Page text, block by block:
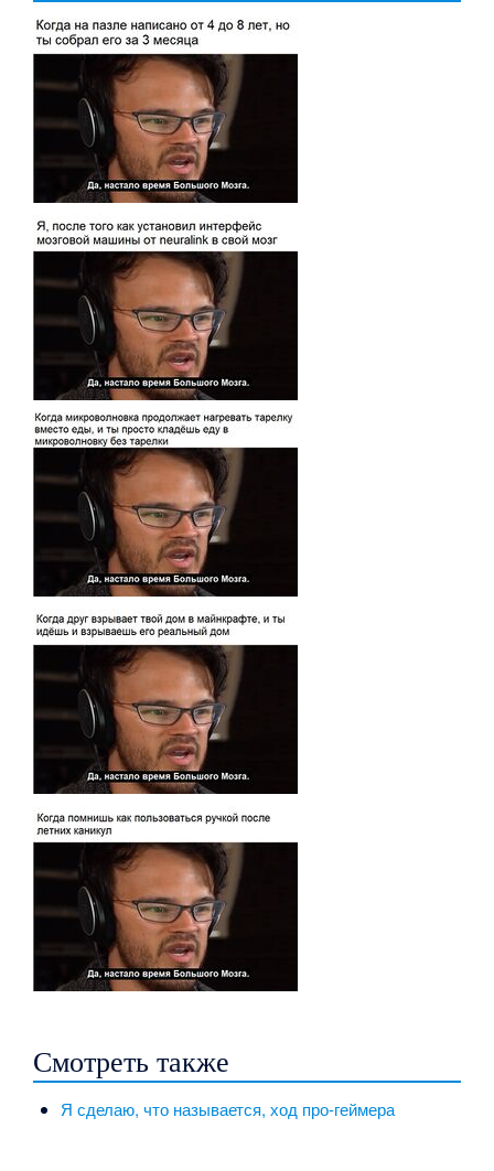
Смотреть также
Я сделаю, что называется, ход про-геймера